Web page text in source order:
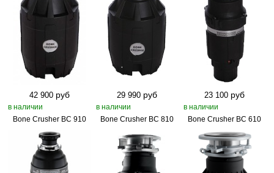
42 900 руб
в наличии
Bone Crusher BC 910
29 990 руб
в наличии
Bone Crusher BC 810
23 100 руб
в наличии
Bone Crusher BC 610